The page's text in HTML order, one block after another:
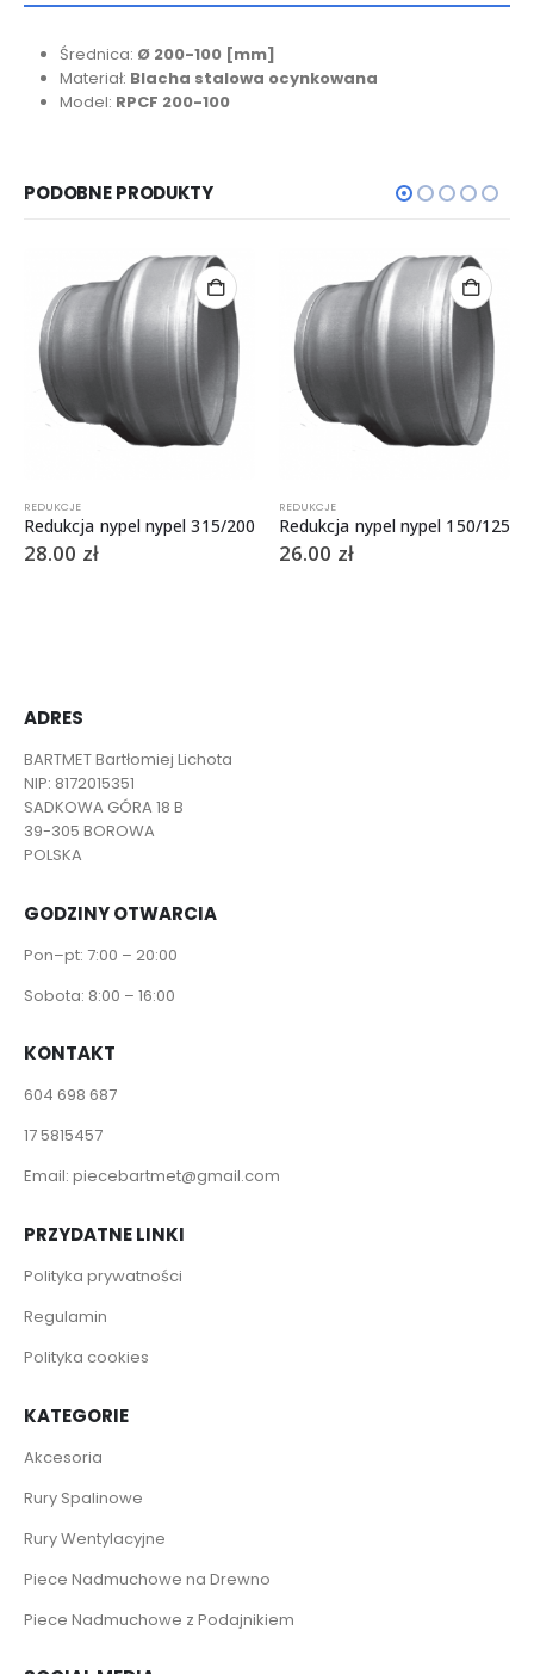
Średnica: Ø 200-100[mm]
Materiał: Blacha stalowa ocynkowana
Model: RPCF 200-100
PODOBNE PRODUKTY
REDUKCJE
Redukcja nypel nypel 315/200
28.00 zł
REDUKCJE
Redukcja nypel nypel 150/125
26.00 zł
ADRES
BARTMET Bartłomiej Lichota
NIP: 8172015351
SADKOWA GÓRA 18 B
39-305 BOROWA
POLSKA
GODZINY OTWARCIA
Pon–pt: 7:00 – 20:00
Sobota: 8:00 – 16:00
KONTAKT
604 698 687
17 5815457
Email: piecebartmet@gmail.com
PRZYDATNE LINKI
Polityka prywatności
Regulamin
Polityka cookies
KATEGORIE
Akcesoria
Rury Spalinowe
Rury Wentylacyjne
Piece Nadmuchowe na Drewno
Piece Nadmuchowe z Podajnikiem